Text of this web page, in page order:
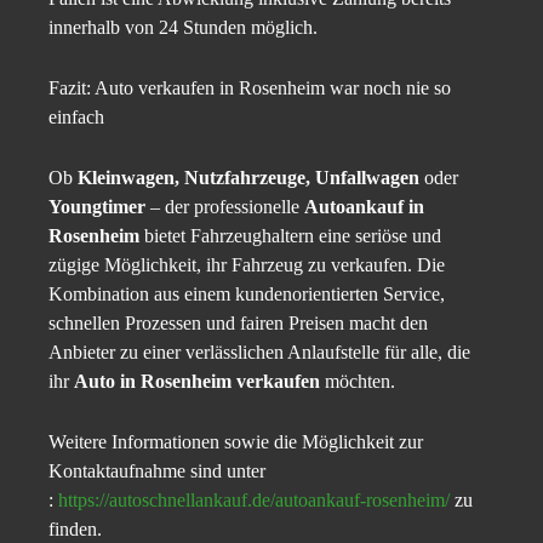
innerhalb von 24 Stunden möglich.
Fazit: Auto verkaufen in Rosenheim war noch nie so
einfach
Ob Kleinwagen, Nutzfahrzeuge, Unfallwagen oder
Youngtimer – der professionelle Autoankauf in
Rosenheim bietet Fahrzeughaltern eine seriöse und
zügige Möglichkeit, ihr Fahrzeug zu verkaufen. Die
Kombination aus einem kundenorientierten Service,
schnellen Prozessen und fairen Preisen macht den
Anbieter zu einer verlässlichen Anlaufstelle für alle, die
ihr Auto in Rosenheim verkaufen möchten.
Weitere Informationen sowie die Möglichkeit zur
Kontaktaufnahme sind unter
: https://autoschnellankauf.de/autoankauf-rosenheim/zu
finden.